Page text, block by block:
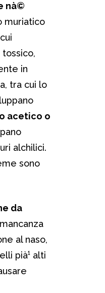
nà©
muriatico
in
tra cui lo
acetico o
alchilici.
sono
da
al naso,
pià¹ alti